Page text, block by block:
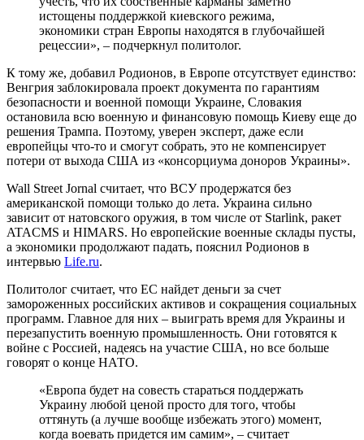
истощены поддержкой киевского режима,
экономики стран Европы находятся в глубочайшей
рецессии», – подчеркнул политолог.
К тому же, добавил Родионов, в Европе отсутствует единство:
Венгрия заблокировала проект документа по гарантиям
безопасности и военной помощи Украине, Словакия
остановила всю военную и финансовую помощь Киеву еще до
решения Трампа. Поэтому, уверен эксперт, даже если
европейцы что-то и смогут собрать, это не компенсирует
потери от выхода США из «консорциума доноров Украины».
Wall Street Jornal считает, что ВСУ продержатся без
американской помощи только до лета. Украина сильно
зависит от натовского оружия, в том числе от Starlink, ракет
ATACMS и HIMARS. Но европейские военные склады пусты,
а экономики продолжают падать, пояснил Родионов в
интервью Life.ru.
Политолог считает, что ЕС найдет деньги за счет
замороженных российских активов и сокращения социальных
программ. Главное для них – выиграть время для Украины и
перезапустить военную промышленность. Они готовятся к
войне с Россией, надеясь на участие США, но все больше
говорят о конце НАТО.
«Европа будет на совесть стараться поддержать
Украину любой ценой просто для того, чтобы
оттянуть (а лучше вообще избежать этого) момент,
когда воевать придется им самим», – считает